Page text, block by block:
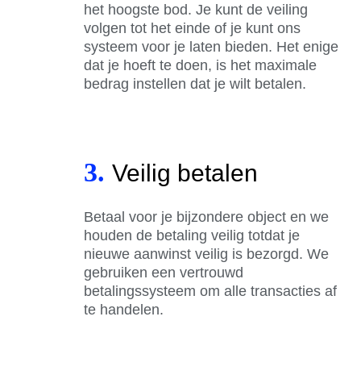
het hoogste bod. Je kunt de veiling
volgen tot het einde of je kunt ons
systeem voor je laten bieden. Het enige
dat je hoeft te doen, is het maximale
bedrag instellen dat je wilt betalen.
3. Veilig betalen
Betaal voor je bijzondere object en we
houden de betaling veilig totdat je
nieuwe aanwinst veilig is bezorgd. We
gebruiken een vertrouwd
betalingssysteem om alle transacties af
te handelen.